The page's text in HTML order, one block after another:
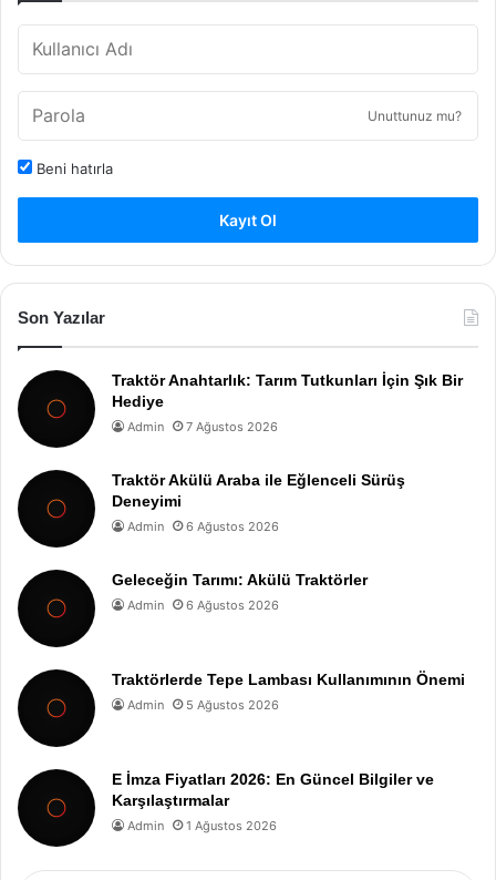
Unuttunuz mu?
Beni hatırla
Kayıt Ol
Son Yazılar
Traktör Anahtarlık: Tarım Tutkunları İçin Şık Bir
Hediye
Admin 7 Ağustos 2026
Traktör Akülü Araba ile Eğlenceli Sürüş
Deneyimi
Admin 6 Ağustos 2026
Geleceğin Tarımı: Akülü Traktörler
Admin 6 Ağustos 2026
Traktörlerde Tepe Lambası Kullanımının Önemi
Admin 5 Ağustos 2026
E İmza Fiyatları 2026: En Güncel Bilgiler ve
Karşılaştırmalar
Admin 1 Ağustos 2026